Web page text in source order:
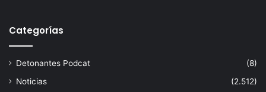
Categorías
Detonantes Podcat
(8)
Noticias
(2.512)